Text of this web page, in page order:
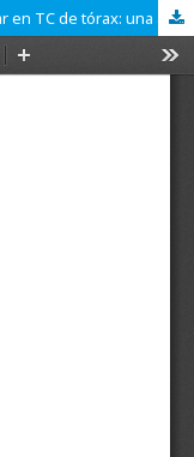
Diagnóstico diferencial del patrón nodular en TC de tórax: una aproximación detallada.